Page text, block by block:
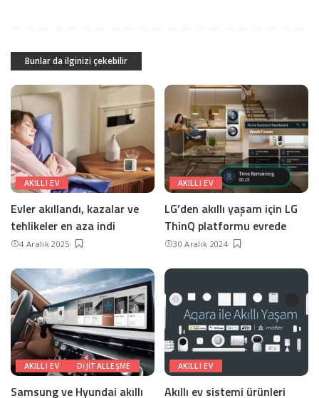
Bunlar da ilginizi çekebilir
AKILLI EV
Evler akıllandı, kazalar ve
tehlikeler en aza indi
4 Aralık 2025
AKILLI EV
LG’den akıllı yaşam için LG
ThinQ platformu evrede
30 Aralık 2024
AKILLI EV DIJITALLEŞME
Samsung ve Hyundai akıllı
AKILLI EV
Akıllı ev sistemi ürünleri